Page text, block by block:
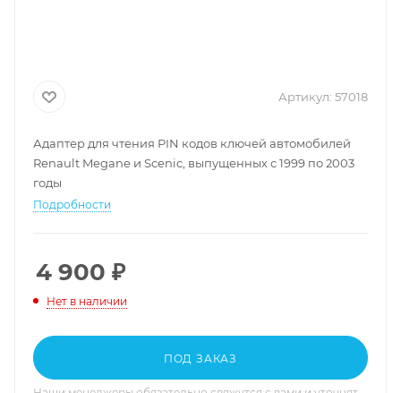
Артикул: 57018
Адаптер для чтения PIN кодов ключей автомобилей
Renault Megane и Scenic, выпущенных с 1999 по 2003
годы
Подробности
4 900 ₽
Нет в наличии
ПОД ЗАКАЗ